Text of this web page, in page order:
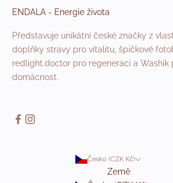
ENDALA - Energie života
Představuje unikátní české značky z
doplňky stravy pro vitalitu, špičkové
redlight.doctor pro regeneraci a Washik
domácnost.
Česko (CZK Kč)
Země